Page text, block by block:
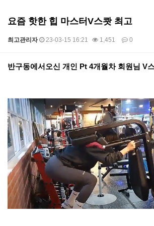
요즘 핫한 힙 마스터V스쾃 최고
최고관리자 23-03-15 16:21 1,451 0
본문
반구동에서오신 개인 Pt 4개월차 회원님 V